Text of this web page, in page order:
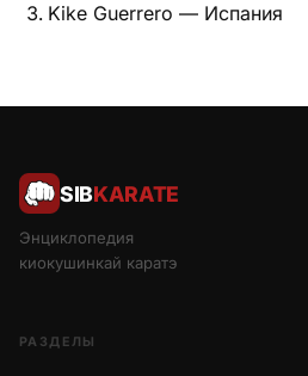
Kike Guerrero — Испания
SIBKARATE
Энциклопедия
киокушинкай каратэ
РАЗДЕЛЫ